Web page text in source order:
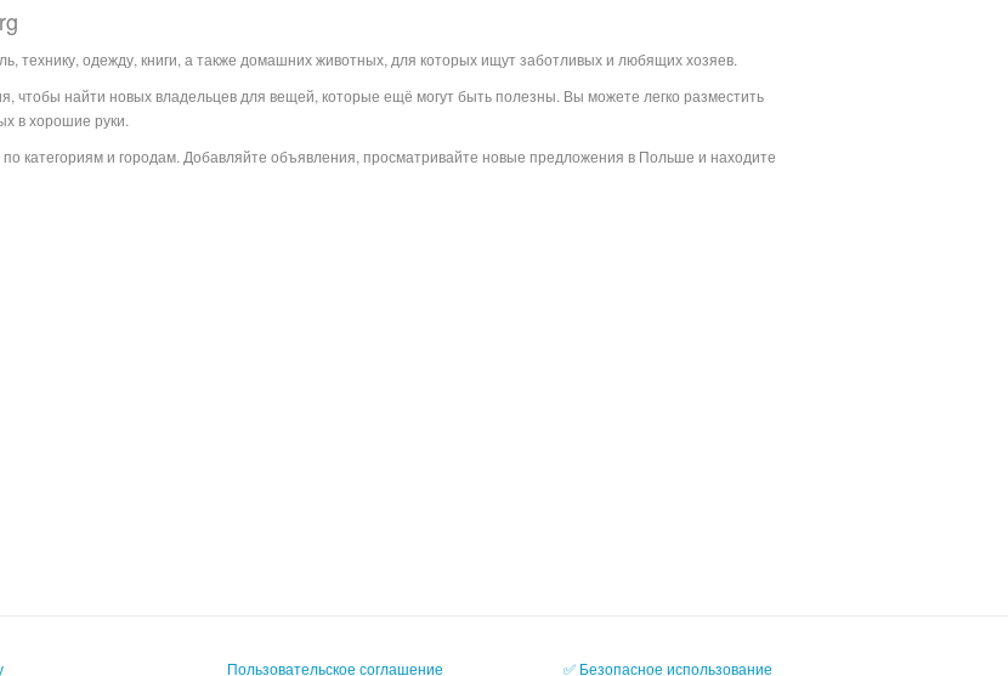
технику, одежду, книги, а также домашних животных, для которых ищут заботливых и любящих хозяев.
чтобы найти новых владельцев для вещей, которые ещё могут быть полезны. Вы можете легко разместить
в хорошие руки.
категориям и городам. Добавляйте объявления, просматривайте новые предложения в Польше и находите
Пользовательское соглашение ✅ Безопасное использование